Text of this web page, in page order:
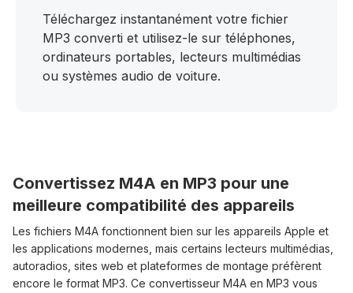
Téléchargez instantanément votre fichier
MP3 converti et utilisez-le sur téléphones,
ordinateurs portables, lecteurs multimédias
ou systèmes audio de voiture.
Convertissez M4A en MP3 pour une
meilleure compatibilité des appareils
Les fichiers M4A fonctionnent bien sur les appareils Apple et
les applications modernes, mais certains lecteurs multimédias,
autoradios, sites web et plateformes de montage préfèrent
encore le format MP3. Ce convertisseur M4A en MP3 vous